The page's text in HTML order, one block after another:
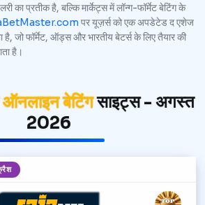
का प्रतीक है, बल्कि मार्केट्स में लॉन्ग-फॉर्मेट बेटिंग के
पर यूज़र्स को एक अपडेटेड द एशेज
है, जो फॉर्मेट, ऑड्स और भारतीय बेटर्स के लिए तैयार की
है।
ऑनलाइन बेटिंगसाइट्स - अगस्त
2026